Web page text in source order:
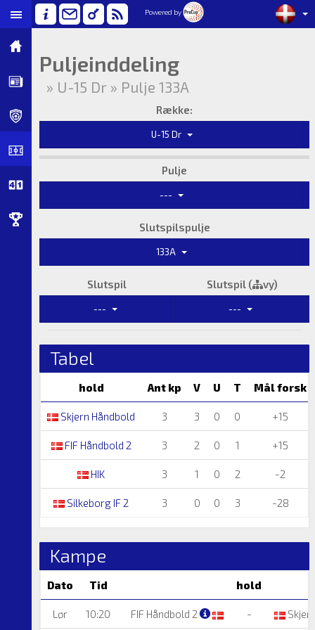
Powered by
Puljeinddeling
» U-15 Dr » Pulje 133A
Række:
U-15 Dr
Pulje
---
Slutspilspulje
133A
Slutspil Slutspil ( vy)
--- ---
Tabel
hold Ant kp V U T Mål forsk
Skjern Håndbold 3 3 0 0 +15
FIF Håndbold 2 3 2 0 1 +15
HIK 3 1 0 2 -2
Silkeborg IF 2 3 0 0 3 -28
Kampe
Dato Tid hold
Lør 10:20 FIF Håndbold 2 -